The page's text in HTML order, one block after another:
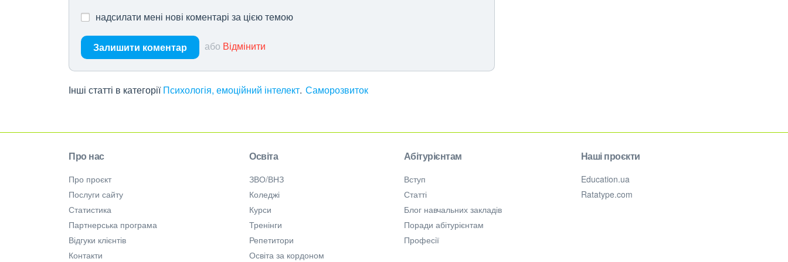
надсилати мені нові коментарі за цією темою
Залишити коментар або Відмінити
Інші статті в категорії Психологія, емоційний інтелект Саморозвиток
Про нас
Про проєкт
Послуги сайту
Статистика
Партнерська програма
Відгуки клієнтів
Контакти
Освіта
ЗВО/ВНЗ
Коледжі
Курси
Тренінги
Репетитори
Освіта за кордоном
Абітурієнтам
Вступ
Статті
Блог навчальних закладів
Поради абітурієнтам
Професії
Наші проєкти
Education.ua
Ratatype.com